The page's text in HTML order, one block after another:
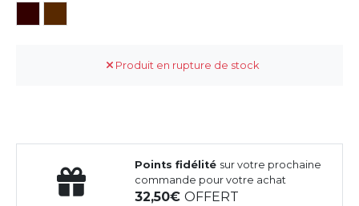
Produit en rupture de stock
Points fidélité sur votre prochaine
commande pour votre achat
32,50OFFERT